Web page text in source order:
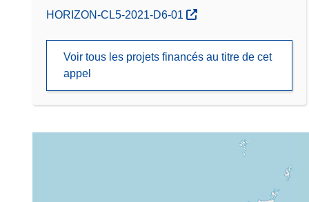
(s’ouvre dans une nouvelle fenêtre)
HORIZON-CL5-2021-D6-01
Voir tous les projets financés au titre de cet
appel